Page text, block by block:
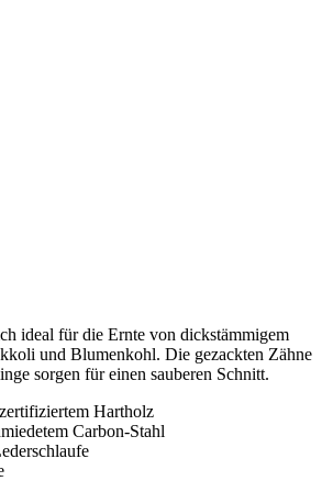
ideal für die Ernte von dickstämmigem
und Blumenkohl. Die gezackten Zähne
sorgen für einen sauberen Schnitt.
Hartholz
Carbon-Stahl